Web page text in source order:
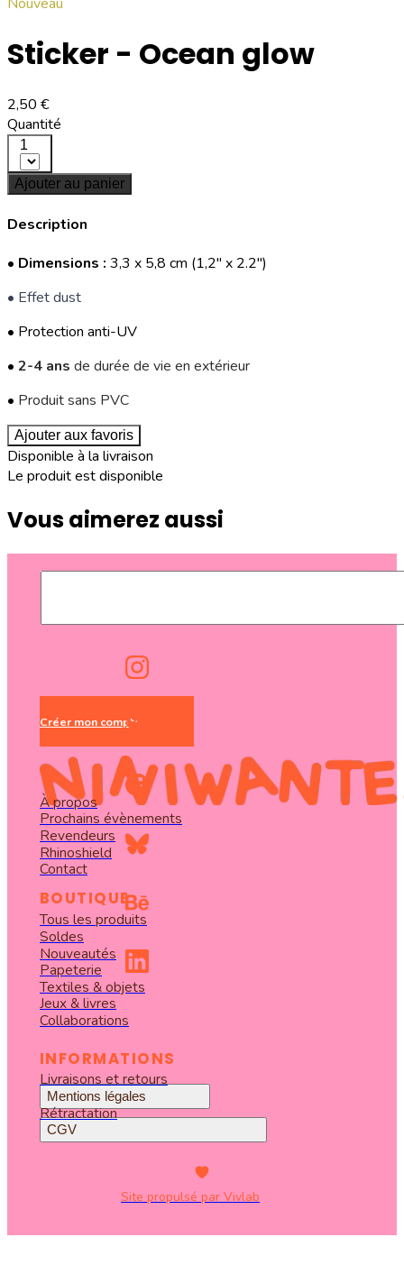
Sticker - Ocean glow
2,50 €
Quantité
1
Ajouter au panier
Description
• Dimensions : 3,3 x 5,8 cm (1,2" x 2.2")
• Effet dust
• Protection anti-UV
• 2-4 ans de durée de vie en extérieur
• Produit sans PVC
Ajouter aux favoris
Disponible à la livraison
Le produit est disponible
Vous aimerez aussi
BOUTIQUE
INFORMATIONS
À propos
Tous les produits
Prochains évènements
Soldes
Revendeurs
Nouveautés
Mentions légales
Livraisons et retours
Créer mon compte
Papeterie
CGV
Rétractation
Contact
Rhinoshield
Textiles & objets
Jeux & livres
Collaborations
Site propulsé par Vivlab